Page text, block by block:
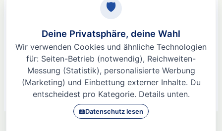
Macht Stress unfruchtbar? Der Mythos vom
Fruchtbarkeitskiller Stress
9. Februar 2026
Weiterlesen »